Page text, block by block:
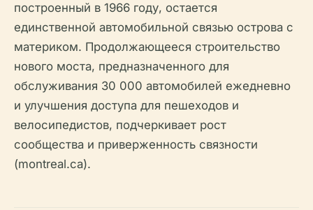
построенный в 1966 году, остается
единственной автомобильной связью острова с
материком. Продолжающееся строительство
нового моста, предназначенного для
обслуживания 30 000 автомобилей ежедневно
и улучшения доступа для пешеходов и
велосипедистов, подчеркивает рост
сообщества и приверженность связности
(montreal.ca).